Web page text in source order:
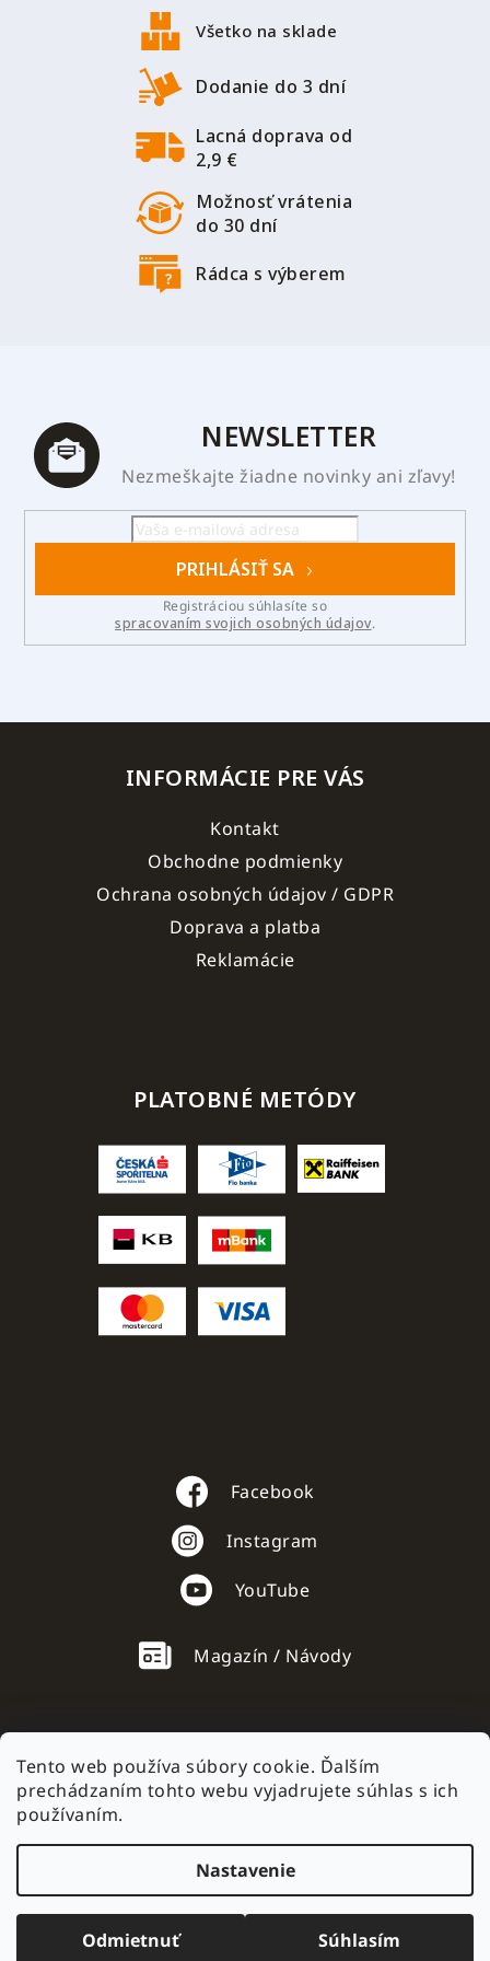
Tento web používa súbory cookie. Ďalším
prechádzaním tohto webu vyjadrujete súhlas s ich
používaním.
Nastavenie
Odmietnuť Súhlasím
Všetko na sklade
Dodanie do 3 dní
Lacná doprava od
2,9 €
Možnosť vrátenia
do 30 dní
Rádca s výberem
NEWSLETTER
Nezmeškajte žiadne novinky ani zľavy!
PRIHLÁSIŤ SA
spracovaním svojich osobných údajov.
INFORMÁCIE PRE VÁS
Kontakt
Obchodne podmienky
Ochrana osobných údajov / GDPR
Doprava a platba
Reklamácie
PLATOBNÉ METÓDY
Facebook
Instagram
YouTube
Magazín / Návody
AC mobile.cz
Vytvoril Shoptet
Copyright 2026 AC mobile . Všetky práva vyhradené.